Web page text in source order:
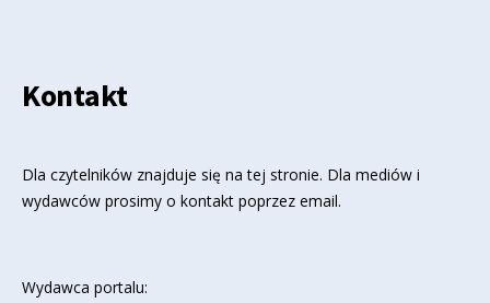
Kontakt
Dla czytelników znajduje się na tej stronie. Dla mediów i
wydawców prosimy o kontakt poprzez email.
Wydawca portalu: